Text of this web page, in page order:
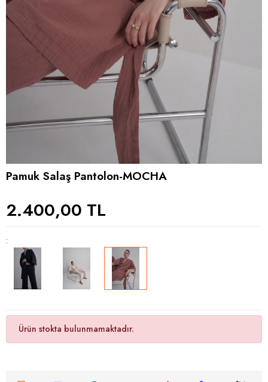
Pamuk Salaş Pantolon-MOCHA
2.400,00 TL
:
Ürün stokta bulunmamaktadır.